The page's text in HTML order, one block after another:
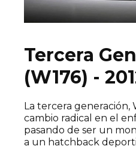
Tercera
(W176) -
La tercera generación,
cambio radical en el
pasando de ser un
a un hatchback